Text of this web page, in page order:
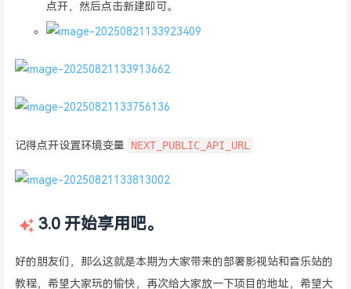
点开，然后点击新建即可。
记得点开设置环境变量 NEXT_PUBLIC_API_URL
3.0 开始享用吧。
好的朋友们，那么这就是本期为大家带来的部署影视站和音乐站的
教程，希望大家玩的愉快，再次给大家放一下项目的地址，希望大